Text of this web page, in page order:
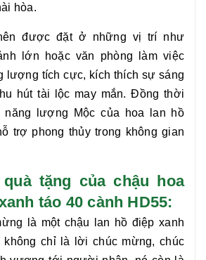
hòa.
được đặt ở những vị trí như
lớn hoặc văn phòng làm việc
lượng tích cực, kích thích sự sáng
hút tài lộc may mắn. Đồng thời
năng lượng Mộc của hoa lan hồ
trợ phong thủy trong không gian
tặng của chậu hoa
táo 40 cành HD55:
là một chậu
lan hồ điệp xanh
không chỉ là lời chúc mừng, chúc